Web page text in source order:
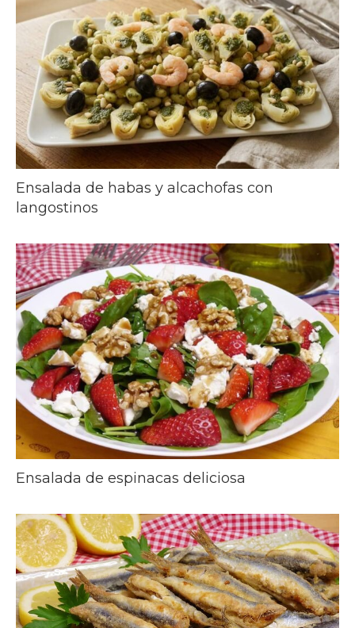
Ensalada de habas y alcachofas con
langostinos
Ensalada de espinacas deliciosa